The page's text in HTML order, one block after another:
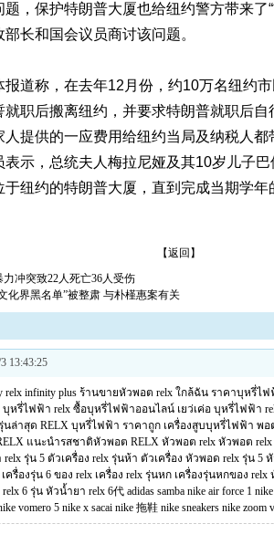
，保护特朗普大厦也给纽约警方带来了
长和国会议员商讨该问题。
报道称，在去年12月份，约10万名纽约
就职后搬离纽约，并要求特朗普就职后
人提供的一应费用给纽约当局及纳税人
示，总统夫人梅拉尼娅及其10岁儿子
纽约的特朗普大厦，直到完成当期学年
【返回】
冲突致22人死亡36人受伤
化界黑名单”被整肃 与朴槿惠案有关
13:43:25
relx infinity plus ร้านขายหัวพอต relx ใกล้ฉัน ราคาบุหรี่ไฟ
บุหรี่ไฟฟ้า relx ซื้อบุหรี่ไฟฟ้าออนไลน์ เยว่เค่อ บุหรี่ไฟฟ้า
นล่าสุด RELX บุหรี่ไฟฟ้า ราคาถูก เครื่องสูบบุหรี่ไฟฟ้า พอ
แนะนำรสชาติหัวพอต RELX หัวพอต relx หัวพอต relx
relx รุ่น 5 ตัวเครื่อง relx รุ่นห้า ตัวเครื่อง หัวพอด relx รุ่น 5 หั
เครื่องรุ่น 6 ของ relx เครื่อง relx รุ่นหก เครื่องรุ่นหกของ relx
6 รุ่น หัวน้ำยา relx 6代 adidas samba nike air force 1
vomero 5 nike x sacai nike 拖鞋 nike sneakers nike zoom